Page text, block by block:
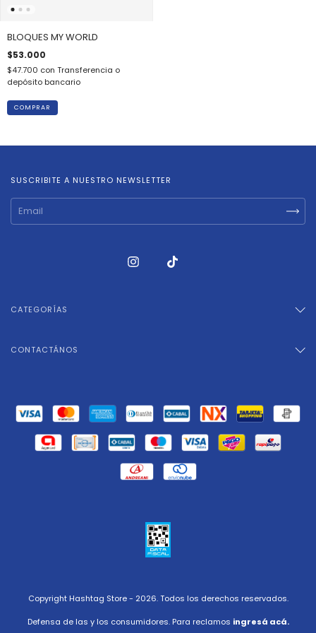
BLOQUES MY WORLD
$53.000
$47.700 con Transferencia o
depósito bancario
SUSCRIBITE A NUESTRO NEWSLETTER
CATEGORÍAS
CONTACTÁNOS
Copyright Hashtag Store - 2026. Todos los derechos reservados.
Defensa de las y los consumidores. Para reclamos ingresá acá.